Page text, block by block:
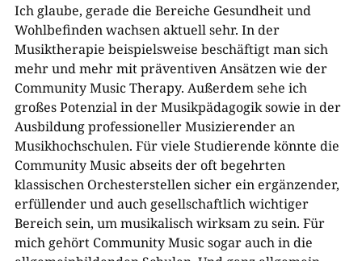
Ich glaube, gerade die Bereiche Gesundheit und
Wohlbefinden wachsen aktuell sehr. In der
Musiktherapie beispielsweise beschäftigt man sich
mehr und mehr mit präventiven Ansätzen wie der
Community Music Therapy. Außerdem sehe ich
großes Potenzial in der Musikpädagogik sowie in der
Ausbildung professioneller Musizierender an
Musikhochschulen. Für viele Studierende könnte die
Community Music abseits der oft begehrten
klassischen Orchesterstellen sicher ein ergänzender,
erfüllender und auch gesellschaftlich wichtiger
Bereich sein, um musikalisch wirksam zu sein. Für
mich gehört Community Music sogar auch in die